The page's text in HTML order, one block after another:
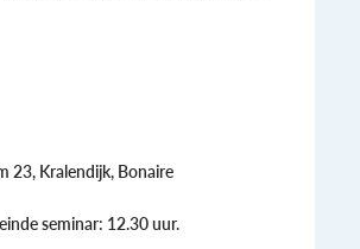
23, Kralendijk, Bonaire
seminar: 12.30 uur.